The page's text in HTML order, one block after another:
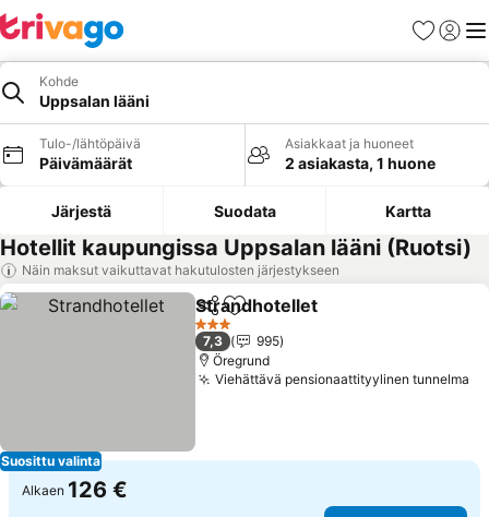
Suosikit
Kohde
Uppsalan lääni
Tulo-/lähtöpäivä
Päivämäärät
Asiakkaat ja huoneet
2 asiakasta, 1 huone
Järjestä Suodata Kartta
Hotellit kaupungissa Uppsalan lääni (Ruotsi)
Näin maksut vaikuttavat hakutulosten järjestykseen
Suosittu valinta
Jaa Lisää suosikkeihin
Strandhotellet
3 Tähtiluokitus
7,3
995
Öregrund
Viehättävä pensionaattityylinen tunnelma
Alkaen 126 €